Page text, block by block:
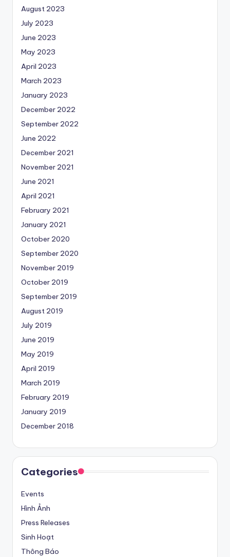
August 2023
July 2023
June 2023
May 2023
April 2023
March 2023
January 2023
December 2022
September 2022
June 2022
December 2021
November 2021
June 2021
April 2021
February 2021
January 2021
October 2020
September 2020
November 2019
October 2019
September 2019
August 2019
July 2019
June 2019
May 2019
April 2019
March 2019
February 2019
January 2019
December 2018
Categories
Events
Hình Ảnh
Press Releases
Sinh Hoạt
Thông Báo